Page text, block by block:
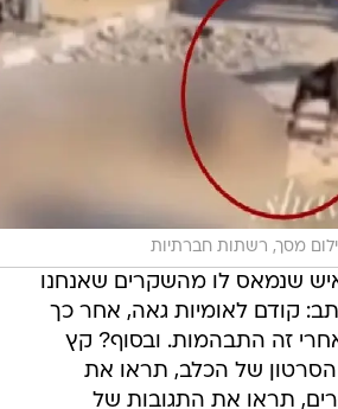
מסך, רשתות חברתיות
שנמאס לו מהשקרים שאנחנו
קודם לאומיות גאה, אחר כך
אחרי זה התבהמות. ובסוף? קץ
הסרטון של הכלב, תראו את
תראו את התגובות של